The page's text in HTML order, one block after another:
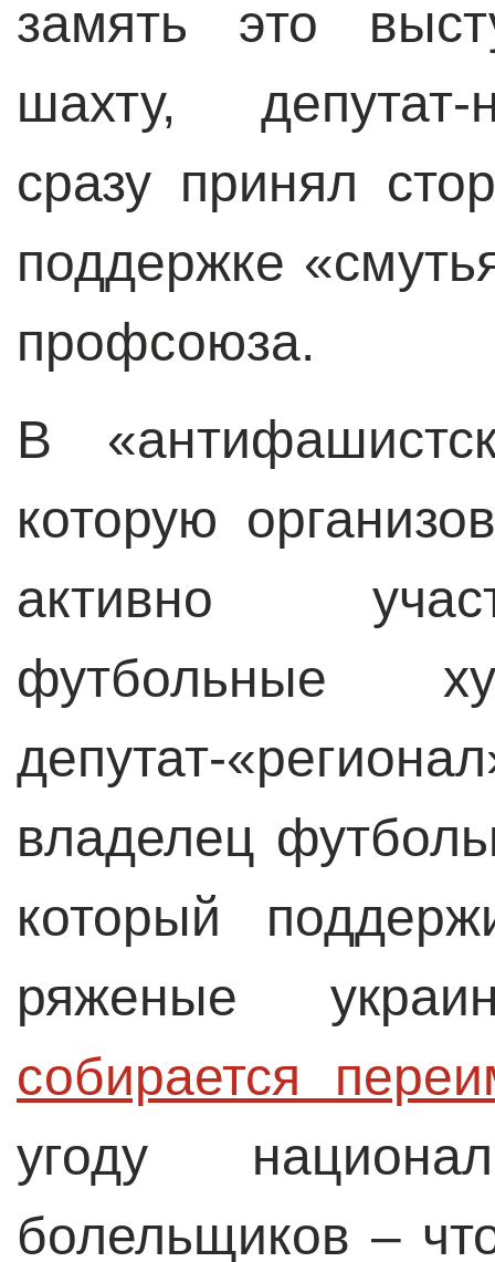
замять это
шахту,
сразу принял
поддержке
профсоюза.
В
которую
активно
футбольные
депутат-
владелец
который
ряженые
собирается
угоду
болельщиков –